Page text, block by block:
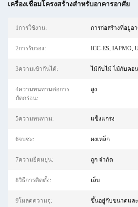
เครื่องเชื่อมโครงสร้างสําหรับอาคารอาศัย
1การใช้งาน: การก่อสร้างที่อยู่อ
2การรับรอง: ICC-ES, IAPMO,
3ความเข้ากันได้: ไม้กับไม้ ไม้กับคอ
4ความทนทานต่อการ
กัดกร่อน:
สูง
5ความทนทาน: แข็งแกร่ง
6จบซะ: ผงเหล็ก
7ความยืดหยุ่น: ถูก จำกัด
8วิธีการติดตั้ง: เล็บ
9โหลดความจุ: ขึ้นอยู่กับขนาดและ